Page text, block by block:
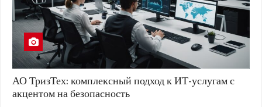
АО ТризТех: комплексный подход к ИТ-услугам с
акцентом на безопасность